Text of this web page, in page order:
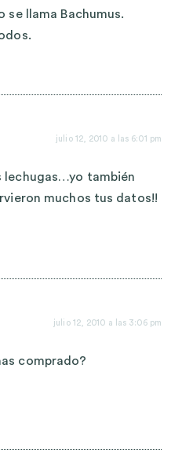
se llama Bachumus.
julio 12, 2010 a las 6:01 pm
lechugas…yo también
muchos tus datos!!
julio 12, 2010 a las 3:06 pm
comprado?